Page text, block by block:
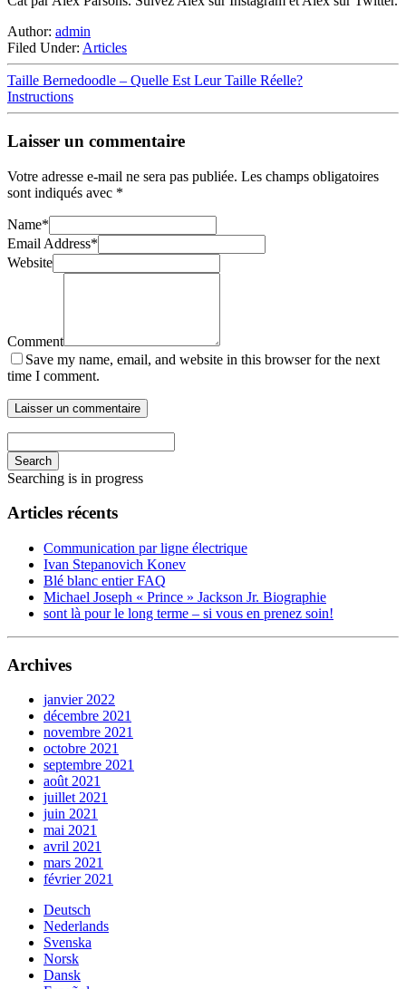
Author: admin
Filed Under: Articles
Taille Bernedoodle – Quelle Est Leur Taille Réelle?
Instructions
Laisser un commentaire
Votre adresse e-mail ne sera pas publiée. Les champs obligatoires
sont indiqués avec *
Name*
Email Address*
Website
Comment
Save my name, email, and website in this browser for the next
time I comment.
Search
Searching is in progress
Articles récents
Communication par ligne électrique
Ivan Stepanovich Konev
Blé blanc entier FAQ
Michael Joseph « Prince » Jackson Jr. Biographie
sont là pour le long terme – si vous en prenez soin!
Archives
janvier 2022
décembre 2021
novembre 2021
octobre 2021
septembre 2021
août 2021
juillet 2021
juin 2021
mai 2021
avril 2021
mars 2021
février 2021
Deutsch
Nederlands
Svenska
Norsk
Dansk